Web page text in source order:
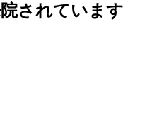
されています